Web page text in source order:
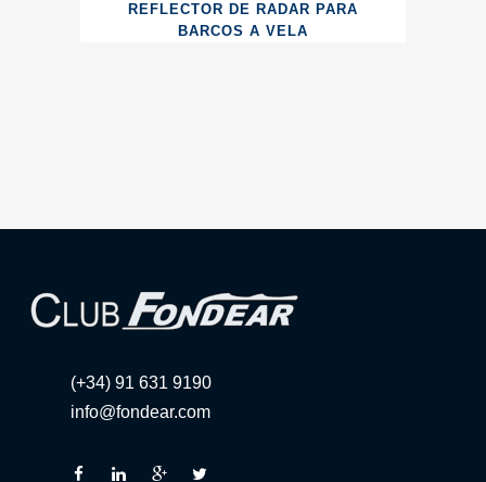
REFLECTOR DE RADAR PARA
BARCOS A VELA
(+34) 91 631 9190
info@fondear.com